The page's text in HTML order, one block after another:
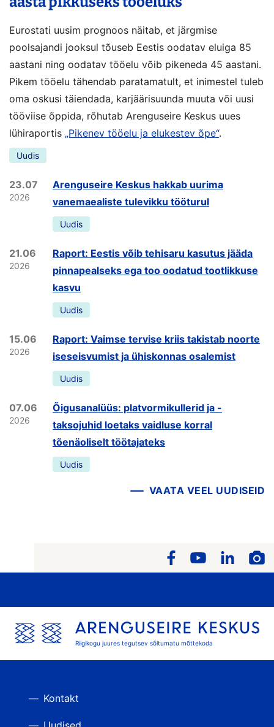
Eurostati uusim prognoos näitab, et järgmise
poolsajandi jooksul tõuseb Eestis oodatav eluiga 85
aastani ning oodatav tööelu võib pikeneda 45 aastani.
Pikem tööelu tähendab paratamatult, et inimestel tuleb
oma oskusi täiendada, karjäärisuunda muuta või uusi
tööviise õppida, rõhutab Arenguseire Keskus uues
lühiraportis „Pikenev tööelu ja elukestev õpe“.
Uudis
23.07
2026
Arenguseire Keskus hakkab uurima
vanemaealiste tulevikku tööturul
Uudis
21.06
2026
Raport: Eestis võib tehisaru kasutus jääda
pinnapealseks ega too oodatud tootlikkuse
kasvu
Uudis
15.06
2026
Raport: Vaimse tervise kriis takistab noorte
iseseisvumist ja ühiskonnas osalemist
Uudis
07.06
2026
Õigusanalüüs: platvormikullerid ja -
taksojuhid loetaks vaidluse korral
tõenäoliselt töötajateks
Uudis
VAATA VEEL UUDISEID
Riigikogu juures tegutsev sõltumatu mõttekoda
Kontakt